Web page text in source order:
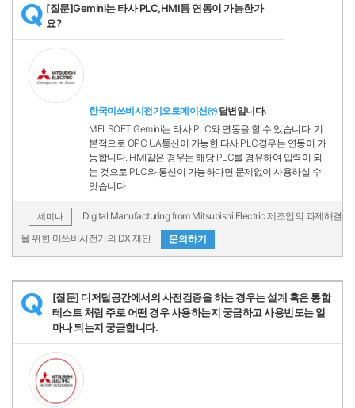
Q [질문]Gemini는 타사 PLC,HMI등 연동이 가능한가
요?
한국미쓰비시전기오토메이션㈜답변입니다.
MELSOFT Gemini는 타사 PLC와 연동을 할 수 있습니다. 기
본적으로 OPC UA통신이 가능한 타사 PLC경우는 연동이 가
능합니다. HMI같은 경우는 해당 PLC를 경유하여 입력이 되
는 것으로 PLC와 통신이 가능하다면 문제없이 사용하실 수
잇습니다.
세미나
Digital Manufacturing from Mitsubishi Electric 제조업의 과제해결
을 위한 미쓰비시전기의 DX 제안
문의하기
Q
[질문] 디저털공간에서의 사전검증을 하는 경우는 설계 혹은 통합
테스트 처럼 주로 어떤 경우 사용하는지 궁금하고 사용빈도는 얼
마나 되는지 궁금합니다.